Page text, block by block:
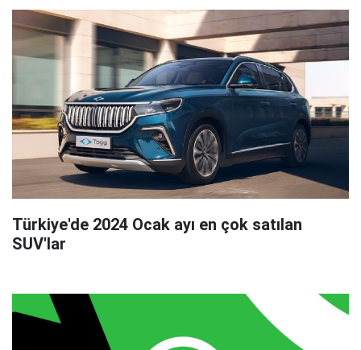
Türkiye'de 2024 Ocak ayı en çok satılan
SUV'lar